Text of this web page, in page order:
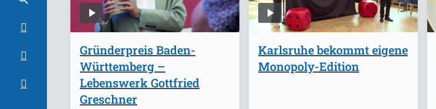
Gründerpreis Baden-
Württemberg –
Lebenswerk Gottfried
Greschner
Karlsruhe bekommt eigene
Monopoly-Edition